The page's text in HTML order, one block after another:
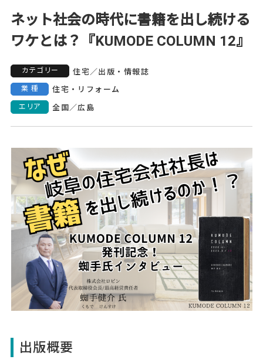
ネット社会の時代に書籍を出し続ける
ワケとは？『KUMODE COLUMN 12』
カテゴリー 住宅 ／出版・情報誌
業種 住宅・リフォーム
エリア 全国 ／広島
出版概要